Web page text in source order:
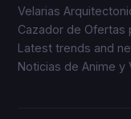
Velarias
Cazador de Ofertas
Latest trends and
Noticias de Anime